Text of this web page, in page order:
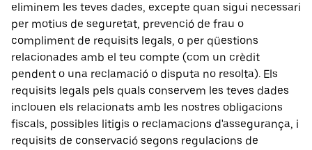
eliminem les teves dades, excepte quan sigui necessari
per motius de seguretat, prevenció de frau o
compliment de requisits legals, o per qüestions
relacionades amb el teu compte (com un crèdit
pendent o una reclamació o disputa no resolta). Els
requisits legals pels quals conservem les teves dades
inclouen els relacionats amb les nostres obligacions
fiscals, possibles litigis o reclamacions d'assegurança, i
requisits de conservació segons regulacions de